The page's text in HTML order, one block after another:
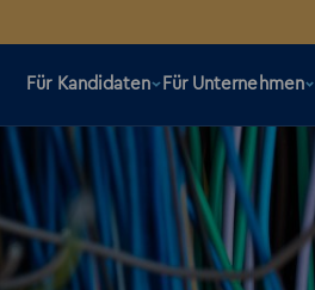
Für Kandidaten Für Unternehmen